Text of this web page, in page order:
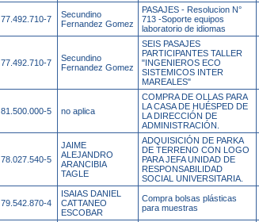
77.492.710-7
Secundino
Fernandez Gomez
PASAJES - Resolucion N°
713 -Soporte equipos
laboratorio de idiomas
77.492.710-7
Secundino
Fernandez Gomez
SEIS PASAJES
PARTICIPANTES TALLER
"INGENIEROS ECO
SISTEMICOS INTER
MAREALES"
81.500.000-5 no aplica
COMPRA DE OLLAS PARA
LA CASA DE HUÉSPED DE
LA DIRECCIÓN DE
ADMINISTRACIÓN.
78.027.540-5
JAIME
ALEJANDRO
ARANCIBIA
TAGLE
ADQUISICIÓN DE PARKA
DE TERRENO CON LOGO
PARA JEFA UNIDAD DE
RESPONSABILIDAD
SOCIAL UNIVERSITARIA.
79.542.870-4
ISAIAS DANIEL
CATTANEO
ESCOBAR
Compra bolsas plásticas
para muestras